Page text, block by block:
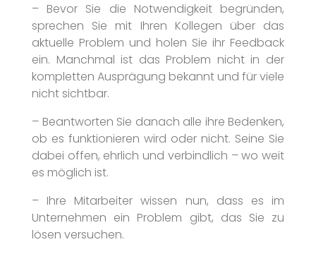
– Bevor Sie die Notwendigkeit begründen,
sprechen Sie mit Ihren Kollegen über das
aktuelle Problem und holen Sie ihr Feedback
ein. Manchmal ist das Problem nicht in der
kompletten Ausprägung bekannt und für viele
nicht sichtbar.
– Beantworten Sie danach alle ihre Bedenken,
ob es funktionieren wird oder nicht. Seine Sie
dabei offen, ehrlich und verbindlich – wo weit
es möglich ist.
– Ihre Mitarbeiter wissen nun, dass es im
Unternehmen ein Problem gibt, das Sie zu
lösen versuchen.